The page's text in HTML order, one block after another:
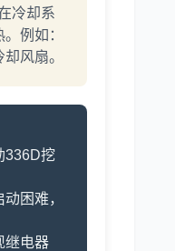
冷却系
例如：
风扇。
336D挖
困难，
继电器